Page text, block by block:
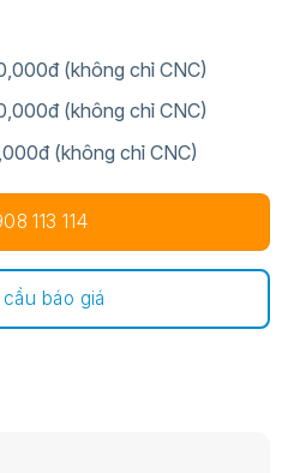
(không chỉ CNC)
(không chỉ CNC)
(không chỉ CNC)
113 114
báo giá